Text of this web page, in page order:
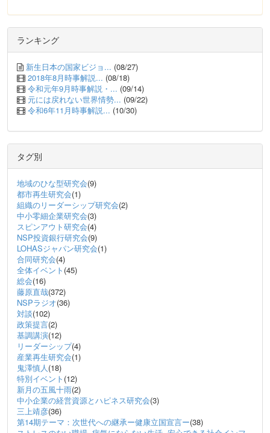
ランキング
新生日本の国家ビジョ... (08/27)
2018年8月時事解説... (08/18)
令和元年9月時事解説・... (09/14)
元には戻れない世界情勢... (09/22)
令和6年11月時事解説... (10/30)
タグ別
地域のひな型研究会(9)
都市再生研究会(1)
組織のリーダーシップ研究会(2)
中小零細企業研究会(3)
スピンアウト研究会(4)
NSP投資銀行研究会(9)
LOHASジャパン研究会(1)
合同研究会(4)
全体イベント (45)
総会(16)
藤原直哉(372)
NSPラジオ(36)
対談(102)
政策提言(2)
基調講演(12)
リーダーシップ(4)
産業再生研究会(1)
鬼澤慎人(18)
特別イベント (12)
新月の五風十雨(2)
中小企業の経営資源とハピネス研究会(3)
三上靖彦(36)
第14期テーマ：次世代への継承ー健康立国宣言ー(38)